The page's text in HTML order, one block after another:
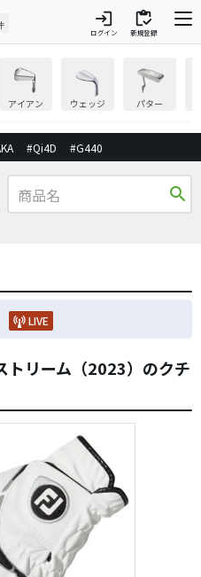
login
ログイン
inventory
新規登録
アイアン ウェッジ パター
#Qi4D #G440
search
LIVE
トリーム（2023）のクチ